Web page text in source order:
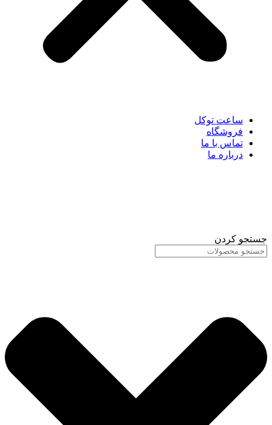
ساعت توکل
فروشگاه
تماس با ما
درباره ما
جستجو کردن